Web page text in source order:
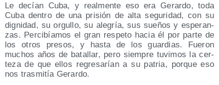
Le decían Cuba, y real­men­te eso era Gerar­do, toda
Cuba den­tro de una pri­sión de alta segu­ri­dad, con su
dig­ni­dad, su orgu­llo, su ale­gría, sus sue­ños y espe­ran­
zas. Per­ci­bía­mos el gran res­pe­to hacia él por par­te de
los otros pre­sos, y has­ta de los guar­dias. Fue­ron
muchos años de bata­llar, pero siem­pre tuvi­mos la cer­
te­za de que ellos regre­sa­rían a su patria, por­que eso
nos tras­mi­tía Gerardo.